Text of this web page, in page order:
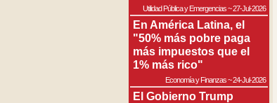
Utilidad Pública y Emergencias~27-Jul-2026
En América Latina, el
"50% más pobre paga
más impuestos que el
1% más rico"
Economía y Finanzas~24-Jul-2026
El Gobierno Trump